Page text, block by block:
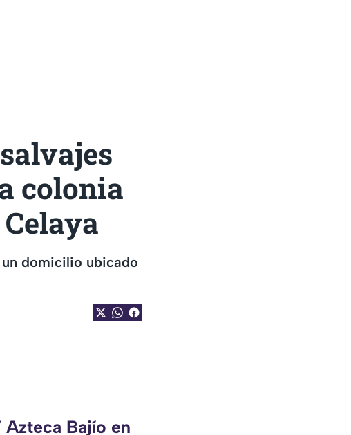
colonia
domicilio ubicado
Bajío en